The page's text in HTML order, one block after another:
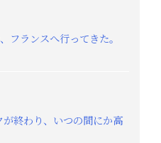
フランスへ行ってきた。
終わり、いつの間にか高